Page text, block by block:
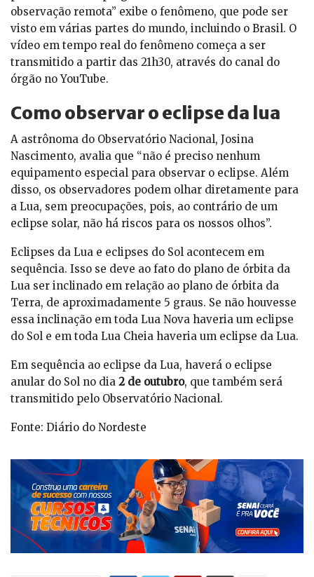
observação remota” exibe o fenômeno, que pode ser
visto em várias partes do mundo, incluindo o Brasil. O
vídeo em tempo real do fenômeno começa a ser
transmitido a partir das 21h30, através do canal do
órgão no YouTube.
Como observar o eclipse da lua
A astrônoma do Observatório Nacional, Josina
Nascimento, avalia que “não é preciso nenhum
equipamento especial para observar o eclipse. Além
disso, os observadores podem olhar diretamente para
a Lua, sem preocupações, pois, ao contrário de um
eclipse solar, não há riscos para os nossos olhos”.
Eclipses da Lua e eclipses do Sol acontecem em
sequência. Isso se deve ao fato do plano de órbita da
Lua ser inclinado em relação ao plano de órbita da
Terra, de aproximadamente 5 graus. Se não houvesse
essa inclinação em toda Lua Nova haveria um eclipse
do Sol e em toda Lua Cheia haveria um eclipse da Lua.
Em sequência ao eclipse da Lua, haverá o eclipse
anular do Sol no dia 2 de outubro, que também será
transmitido pelo Observatório Nacional.
Fonte: Diário do Nordeste